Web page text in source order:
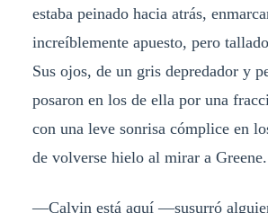
estaba peinado hacia atrás,
increíblemente apuesto, pero
Sus ojos, de un gris depredador y
posaron en los de ella por una
con una leve sonrisa cómplice en
de volverse hielo al mirar a Greene.
—Calvin está aquí —susurró